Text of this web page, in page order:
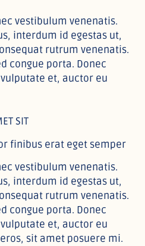
vestibulum venenatis.
interdum id egestas ut,
rutrum venenatis.
congue porta. Donec
et, auctor eu
SIT
finibus erat eget semper
vestibulum venenatis.
interdum id egestas ut,
rutrum venenatis.
congue porta. Donec
et, auctor eu
sit amet posuere mi.